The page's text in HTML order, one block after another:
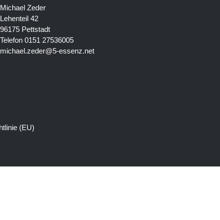
Michael Zeder
Lehenteil 42
96175 Pettstadt
Telefon 0151 27536005
michael.zeder@5-essenz.net
(EU)